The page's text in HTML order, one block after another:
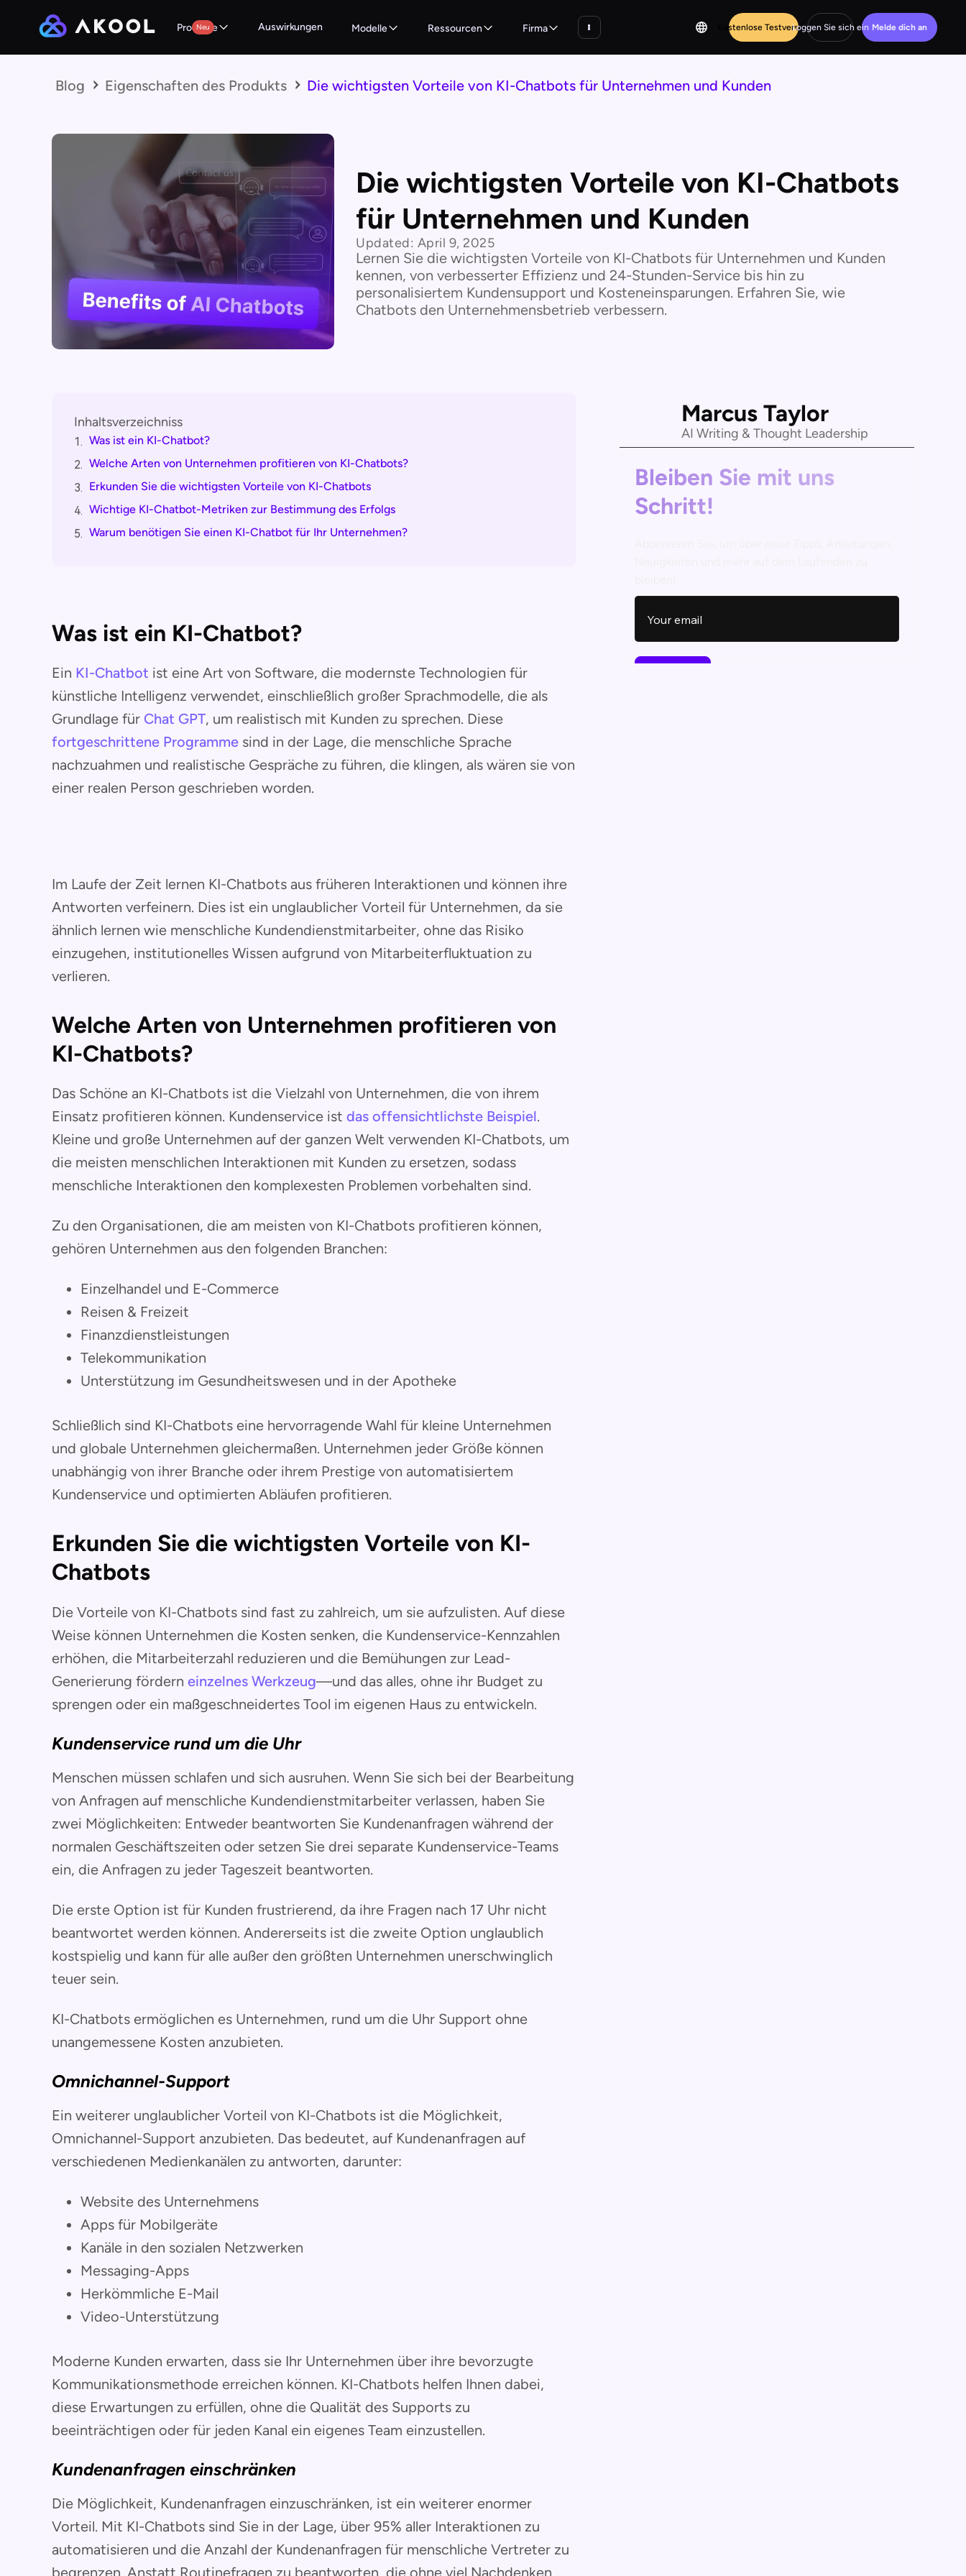
Produkte
Neu Auswirkungen Modelle Ressourcen Firma Kostenlose TestversionLoggen Sie sich ein Melde dich an
Blog Eigenschaften des Produkts Die wichtigsten Vorteile von KI-Chatbots für Unternehmen und Kunden
Die wichtigsten Vorteile von KI-Chatbots
für Unternehmen und Kunden
Updated: April 9, 2025
Lernen Sie die wichtigsten Vorteile von KI-Chatbots für Unternehmen und Kunden
kennen, von verbesserter Effizienz und 24-Stunden-Service bis hin zu
personalisiertem Kundensupport und Kosteneinsparungen. Erfahren Sie, wie
Chatbots den Unternehmensbetrieb verbessern.
Inhaltsverzeichniss
1. Was ist ein KI-Chatbot?
2. Welche Arten von Unternehmen profitieren von KI-Chatbots?
3. Erkunden Sie die wichtigsten Vorteile von KI-Chatbots
4. Wichtige KI-Chatbot-Metriken zur Bestimmung des Erfolgs
5. Warum benötigen Sie einen KI-Chatbot für Ihr Unternehmen?
Was ist ein KI-Chatbot?
Ein KI-Chatbot ist eine Art von Software, die modernste Technologien für
künstliche Intelligenz verwendet, einschließlich großer Sprachmodelle, die als
Grundlage für Chat GPT, um realistisch mit Kunden zu sprechen. Diese
fortgeschrittene Programme sind in der Lage, die menschliche Sprache
nachzuahmen und realistische Gespräche zu führen, die klingen, als wären sie von
einer realen Person geschrieben worden.
Im Laufe der Zeit lernen KI-Chatbots aus früheren Interaktionen und können ihre
Antworten verfeinern. Dies ist ein unglaublicher Vorteil für Unternehmen, da sie
ähnlich lernen wie menschliche Kundendienstmitarbeiter, ohne das Risiko
einzugehen, institutionelles Wissen aufgrund von Mitarbeiterfluktuation zu
verlieren.
Welche Arten von Unternehmen profitieren von
KI-Chatbots?
Das Schöne an KI-Chatbots ist die Vielzahl von Unternehmen, die von ihrem
Einsatz profitieren können. Kundenservice ist das offensichtlichste Beispiel.
Kleine und große Unternehmen auf der ganzen Welt verwenden KI-Chatbots, um
die meisten menschlichen Interaktionen mit Kunden zu ersetzen, sodass
menschliche Interaktionen den komplexesten Problemen vorbehalten sind.
Zu den Organisationen, die am meisten von KI-Chatbots profitieren können,
gehören Unternehmen aus den folgenden Branchen:
Einzelhandel und E-Commerce
Reisen & Freizeit
Finanzdienstleistungen
Telekommunikation
Unterstützung im Gesundheitswesen und in der Apotheke
Schließlich sind KI-Chatbots eine hervorragende Wahl für kleine Unternehmen
und globale Unternehmen gleichermaßen. Unternehmen jeder Größe können
unabhängig von ihrer Branche oder ihrem Prestige von automatisiertem
Kundenservice und optimierten Abläufen profitieren.
Erkunden Sie die wichtigsten Vorteile von KI-
Chatbots
Die Vorteile von KI-Chatbots sind fast zu zahlreich, um sie aufzulisten. Auf diese
Weise können Unternehmen die Kosten senken, die Kundenservice-Kennzahlen
erhöhen, die Mitarbeiterzahl reduzieren und die Bemühungen zur Lead-
Generierung fördern einzelnes Werkzeug—und das alles, ohne ihr Budget zu
sprengen oder ein maßgeschneidertes Tool im eigenen Haus zu entwickeln.
Kundenservice rund um die Uhr
Menschen müssen schlafen und sich ausruhen. Wenn Sie sich bei der Bearbeitung
von Anfragen auf menschliche Kundendienstmitarbeiter verlassen, haben Sie
zwei Möglichkeiten: Entweder beantworten Sie Kundenanfragen während der
normalen Geschäftszeiten oder setzen Sie drei separate Kundenservice-Teams
ein, die Anfragen zu jeder Tageszeit beantworten.
Die erste Option ist für Kunden frustrierend, da ihre Fragen nach 17 Uhr nicht
beantwortet werden können. Andererseits ist die zweite Option unglaublich
kostspielig und kann für alle außer den größten Unternehmen unerschwinglich
teuer sein.
KI-Chatbots ermöglichen es Unternehmen, rund um die Uhr Support ohne
unangemessene Kosten anzubieten.
Omnichannel-Support
Ein weiterer unglaublicher Vorteil von KI-Chatbots ist die Möglichkeit,
Omnichannel-Support anzubieten. Das bedeutet, auf Kundenanfragen auf
verschiedenen Medienkanälen zu antworten, darunter:
Website des Unternehmens
Apps für Mobilgeräte
Kanäle in den sozialen Netzwerken
Messaging-Apps
Herkömmliche E-Mail
Video-Unterstützung
Moderne Kunden erwarten, dass sie Ihr Unternehmen über ihre bevorzugte
Kommunikationsmethode erreichen können. KI-Chatbots helfen Ihnen dabei,
diese Erwartungen zu erfüllen, ohne die Qualität des Supports zu
beeinträchtigen oder für jeden Kanal ein eigenes Team einzustellen.
Kundenanfragen einschränken
Die Möglichkeit, Kundenanfragen einzuschränken, ist ein weiterer enormer
Vorteil. Mit KI-Chatbots sind Sie in der Lage, über 95% aller Interaktionen zu
automatisieren und die Anzahl der Kundenanfragen für menschliche Vertreter zu
begrenzen. Anstatt Routinefragen zu beantworten, die ohne viel Nachdenken
Marcus Taylor
AI Writing & Thought Leadership
Bleiben Sie mit uns
Schritt!